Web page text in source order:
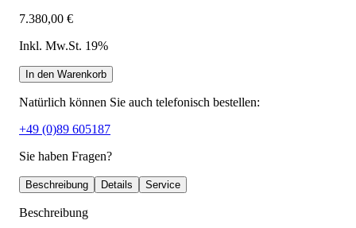
7.380,00 €
Inkl. Mw.St. 19%
In den Warenkorb
Natürlich können Sie auch telefonisch bestellen:
+49 (0)89 605187
Sie haben Fragen?
Beschreibung Details Service
Beschreibung